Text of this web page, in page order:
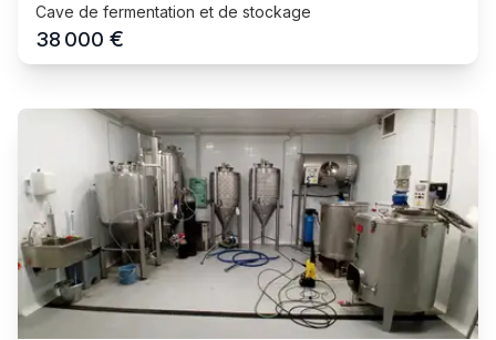
Cave de fermentation et de stockage
38 000 €